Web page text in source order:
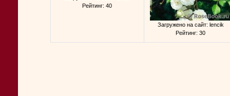
Рейтинг: 40
Загружено на сайт: lencik
Рейтинг: 30